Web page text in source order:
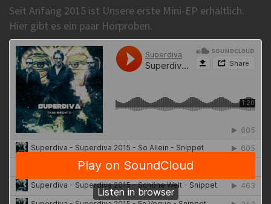
Seit Anfang 2015 ist Unsere erste Mini-EP erhältlich.
Hier gibt es ein paar Hörproben.